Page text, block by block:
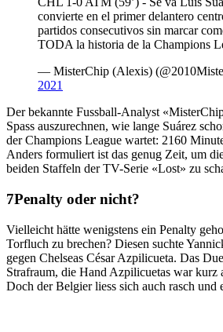
convierte en el primer delantero
partidos consecutivos sin marcar
TODA la historia de la Champions
— MisterChip (Alexis)
2021
Der bekannte Fussball-Analyst
Spass auszurechnen, wie lange Suárez
der Champions League wartet: 2160
Anders formuliert ist das genug Zeit, um
beiden Staffeln der TV-Serie «Lost» zu
Penalty oder nicht?
Vielleicht hätte wenigstens ein Penalty
Torfluch zu brechen? Diesen suchte
gegen Chelseas César Azpilicueta. Das
Strafraum, die Hand Azpilicuetas war kurz
Doch der Belgier liess sich auch rasch und